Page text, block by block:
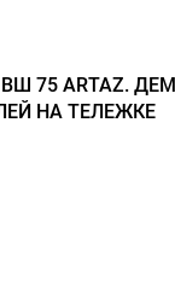
75 ARTAZ.
НА ТЕЛЕЖКЕ